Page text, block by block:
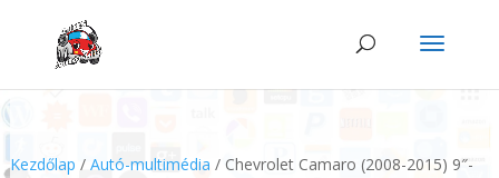
Kezdőlap / Autó-multimédia / Chevrolet Camaro (2008-2015) 9″-